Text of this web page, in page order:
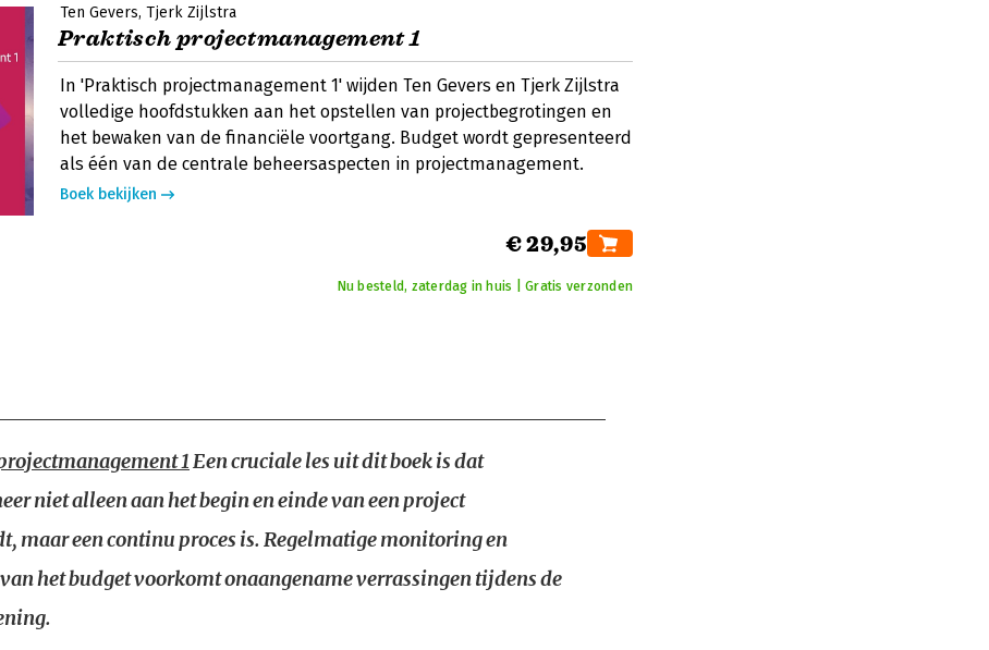
Ten Gevers Tjerk Zijlstra
Praktisch projectmanagement 1
In 'Praktisch projectmanagement 1' wijden Ten Gevers en Tjerk Zijlstra
volledige hoofdstukken aan het opstellen van projectbegrotingen en
het bewaken van de financiële voortgang. Budget wordt gepresenteerd
als één van de centrale beheersaspecten in projectmanagement.
Boek bekijken
€ 29,95
Nu besteld, zaterdag in huis | Gratis verzonden
1Een cruciale les uit dit boek is dat
niet alleen aan het begin en einde van een project
maar een continu proces is. Regelmatige monitoring en
het budget voorkomt onaangename verrassingen tijdens de